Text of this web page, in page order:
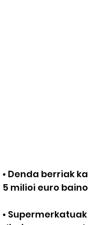
• Denda berriak
5 milioi euro
•